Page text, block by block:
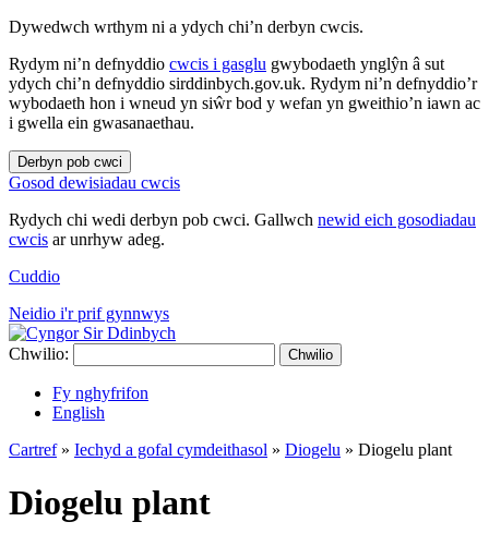
Dywedwch wrthym ni a ydych chi’n derbyn cwcis.
Rydym ni’n defnyddio cwcis i gasglu gwybodaeth ynglŷn â sut
ydych chi’n defnyddio sirddinbych.gov.uk. Rydym ni’n defnyddio’r
wybodaeth hon i wneud yn siŵr bod y wefan yn gweithio’n iawn ac
i gwella ein gwasanaethau.
Derbyn pob cwci
Gosod dewisiadau cwcis
Rydych chi wedi derbyn pob cwci. Gallwch newid eich gosodiadau
cwcis ar unrhyw adeg.
Cuddio
Neidio i'r prif gynnwys
Chwilio: Chwilio
Fy nghyfrifon
English
Cartref» Iechyd a gofal cymdeithasol » Diogelu » Diogelu plant
Diogelu plant